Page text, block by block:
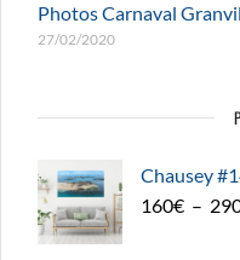
Photos Carnaval
27/02/2020
Chausey
160€ –